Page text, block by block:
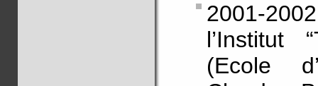
2001-
l’Institut
(Ecole